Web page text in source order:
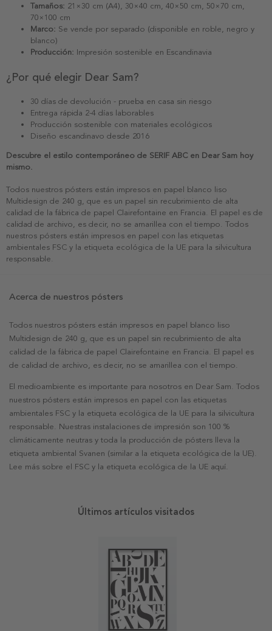
Tamaños: 21×30 cm (A4), 30×40 cm, 40×50 cm, 50×70 cm,
70×100 cm
Marco: Se vende por separado (disponible en roble, negro y
blanco)
Producción: Impresión sostenible en Escandinavia
¿Por qué elegir Dear Sam?
30 días de devolución - prueba en casa sin riesgo
Entrega rápida 2-4 días laborables
Producción sostenible con materiales ecológicos
Diseño escandinavo desde 2016
Descubre el estilo contemporáneo de SERIF ABC en Dear Sam hoy
mismo.
Todos nuestros pósters están impresos en papel blanco liso
Multidesign de 240 g, que es un papel sin recubrimiento de alta
calidad de la fábrica de papel Clairefontaine en Francia. El papel es de
calidad de archivo, es decir, no se amarillea con el tiempo. Todos
nuestros pósters están impresos en papel con las etiquetas
ambientales FSC y la etiqueta ecológica de la UE para la silvicultura
responsable.
Acerca de nuestros pósters
Todos nuestros pósters están impresos en papel blanco liso
Multidesign de 240 g, que es un papel sin recubrimiento de alta
calidad de la fábrica de papel Clairefontaine en Francia. El papel es
de calidad de archivo, es decir, no se amarillea con el tiempo.
El medioambiente es importante para nosotros en Dear Sam. Todos
nuestros pósters están impresos en papel con las etiquetas
ambientales FSC y la etiqueta ecológica de la UE para la silvicultura
responsable. Nuestras instalaciones de impresión son 100 %
climáticamente neutras y toda la producción de pósters lleva la
etiqueta ambiental Svanen (similar a la etiqueta ecológica de la UE).
Lee más sobre el FSC y la etiqueta ecológica de la UE aquí.
Últimos artículos visitados